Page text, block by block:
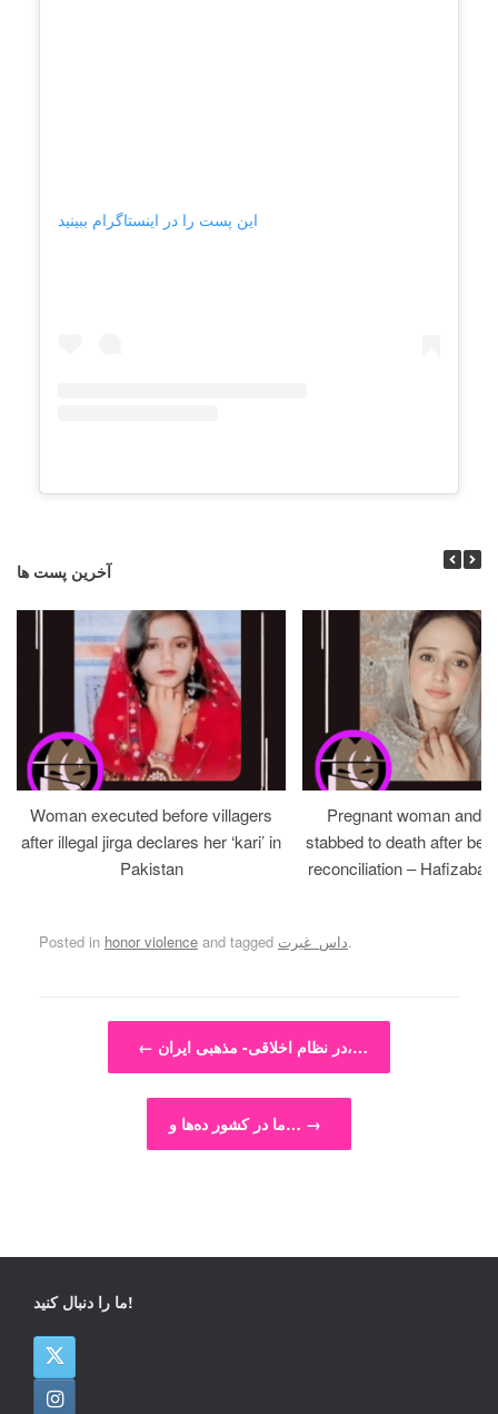
این پست را در اینستاگرام ببینید
آخرین پست ها
Woman executed before villagers
after illegal jirga declares her ‘kari’ in
Pakistan
Pregnant woman and
stabbed to death after
reconciliation –
Posted in honor violence and tagged داس_غیرت.
Post navigation
← در نظام اخلاقی- مذهبی ایران،…
ما در کشور ده‌ها و… →
ما را دنبال کنید!